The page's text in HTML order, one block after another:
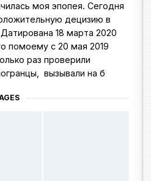
моя эпопея. Сегодня
децизию в
18 марта 2020
помоему с 20 мая 2019
раз проверили
вызывали на б